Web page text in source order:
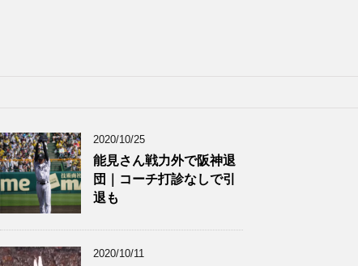
2020/10/25
能見さん戦力外で阪神退
団｜コーチ打診なしで引
退も
2020/10/11